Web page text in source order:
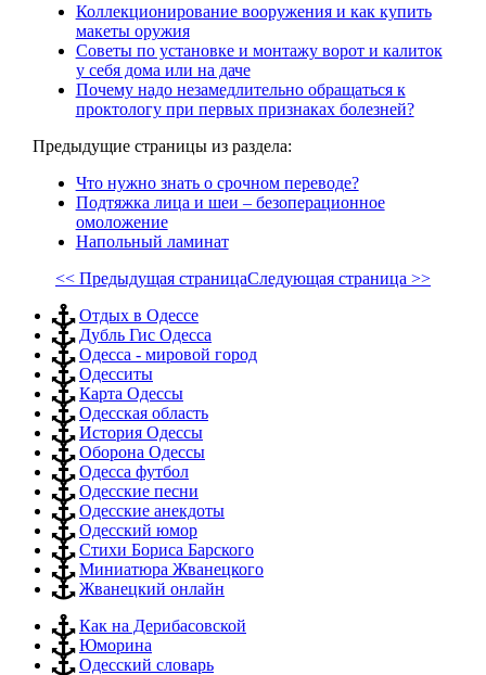
Коллекционирование вооружения и как купить
макеты оружия
Советы по установке и монтажу ворот и калиток
у себя дома или на даче
Почему надо незамедлительно обращаться к
проктологу при первых признаках болезней?
Предыдущие страницы из раздела:
Что нужно знать о срочном переводе?
Подтяжка лица и шеи – безоперационное
омоложение
Напольный ламинат
<< Предыдущая страницаСледующая страница >>
Отдых в Одессе
Дубль Гис Одесса
Одесса - мировой город
Одесситы
Карта Одессы
Одесская область
История Одессы
Оборона Одессы
Одесса футбол
Одесские песни
Одесские анекдоты
Одесский юмор
Стихи Бориса Барского
Миниатюра Жванецкого
Жванецкий онлайн
Как на Дерибасовской
Юморина
Одесский словарь